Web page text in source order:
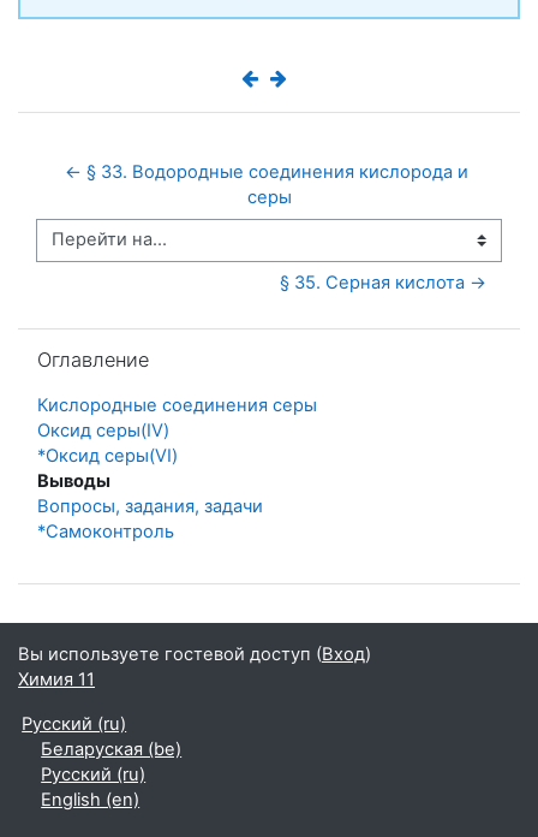
← § 33. Водородные соединения кислорода и
серы
Перейти на...
§ 35. Серная кислота →
Оглавление
Кислородные соединения серы
Оксид серы(IV)
*Оксид серы(VI)
Выводы
Вопросы, задания, задачи
*Самоконтроль
Вы используете гостевой доступ (Вход)
Химия 11
Русский ‎(ru)‎
Беларуская ‎(be)‎
Русский ‎(ru)‎
English ‎(en)‎